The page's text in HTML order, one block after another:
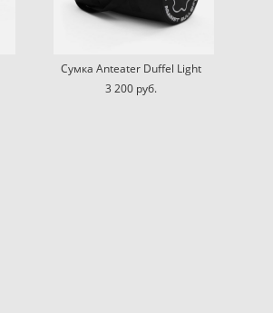
Сумка Anteater Duffel Light
3 200 pуб.